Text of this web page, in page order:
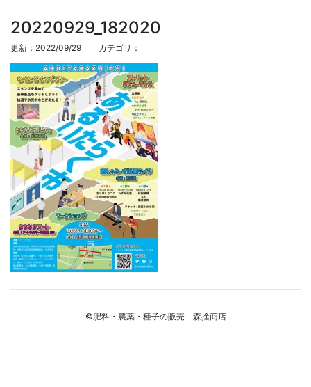
20220929_182020
更新：2022/09/29 カテゴリ：
©肥料・農薬・種子の販売 森捨商店